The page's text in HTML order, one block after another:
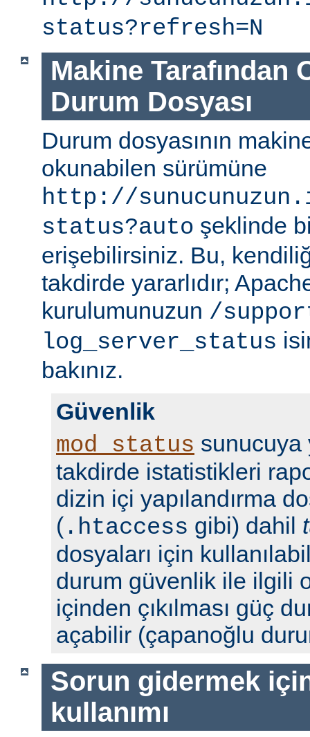
status?refresh=N
Makine Tarafından
Durum Dosyası
Durum dosyasının
okunabilen sürümüne
http://
status?auto şeklinde
erişebilirsiniz. Bu,
takdirde yararlıdır;
kurulumunuzun /
log_server_status
bakınız.
Güvenlik
mod_status sunucuya
takdirde istatistikleri
dizin içi yapılandırma
( .htaccess gibi) dahil
dosyaları için
durum güvenlik ile ilgili
içinden çıkılması güç
açabilir (çapanoğlu
Sorun gidermek
kullanımı